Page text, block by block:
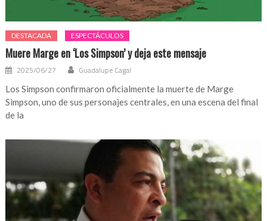
DESTACADA ESPECTÁCULOS
Muere Marge en ‘Los Simpson’ y deja este mensaje
2025/06/27 Guadalupe Cagal
Los Simpson confirmaron oficialmente la muerte de Marge
Simpson, uno de sus personajes centrales, en una escena del final
de la